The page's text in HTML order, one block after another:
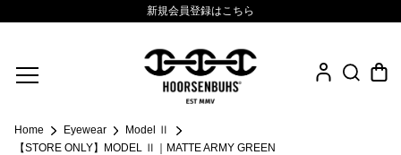
.925 Sterling
新規会員登録はこちら
Home Eyewear
Model Ⅱ
【STORE ONLY】MODEL Ⅱ｜MATTE ARMY GREEN